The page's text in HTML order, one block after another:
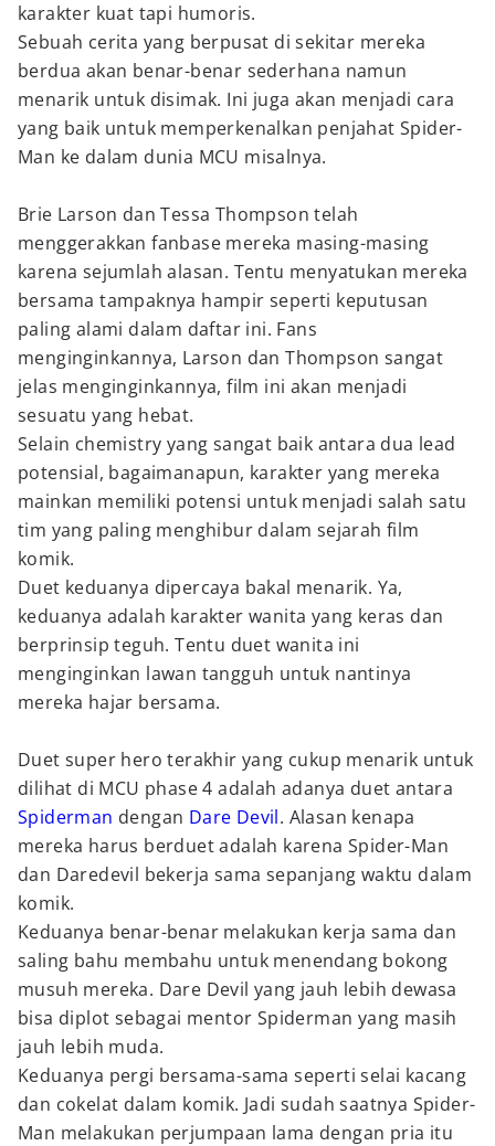
karakter kuat tapi humoris.
Sebuah cerita yang berpusat di sekitar mereka
berdua akan benar-benar sederhana namun
menarik untuk disimak. Ini juga akan menjadi cara
yang baik untuk memperkenalkan penjahat Spider-
Man ke dalam dunia MCU misalnya.
Brie Larson dan Tessa Thompson telah
menggerakkan fanbase mereka masing-masing
karena sejumlah alasan. Tentu menyatukan mereka
bersama tampaknya hampir seperti keputusan
paling alami dalam daftar ini. Fans
menginginkannya, Larson dan Thompson sangat
jelas menginginkannya, film ini akan menjadi
sesuatu yang hebat.
Selain chemistry yang sangat baik antara dua lead
potensial, bagaimanapun, karakter yang mereka
mainkan memiliki potensi untuk menjadi salah satu
tim yang paling menghibur dalam sejarah film
komik.
Duet keduanya dipercaya bakal menarik. Ya,
keduanya adalah karakter wanita yang keras dan
berprinsip teguh. Tentu duet wanita ini
menginginkan lawan tangguh untuk nantinya
mereka hajar bersama.
Duet super hero terakhir yang cukup menarik untuk
dilihat di MCU phase 4 adalah adanya duet antara
Spiderman dengan Dare Devil. Alasan kenapa
mereka harus berduet adalah karena Spider-Man
dan Daredevil bekerja sama sepanjang waktu dalam
komik.
Keduanya benar-benar melakukan kerja sama dan
saling bahu membahu untuk menendang bokong
musuh mereka. Dare Devil yang jauh lebih dewasa
bisa diplot sebagai mentor Spiderman yang masih
jauh lebih muda.
Keduanya pergi bersama-sama seperti selai kacang
dan cokelat dalam komik. Jadi sudah saatnya Spider-
Man melakukan perjumpaan lama dengan pria itu